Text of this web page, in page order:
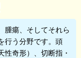
腫瘍、そしてそれら
行う分野です。頭
奇形）、切断指・